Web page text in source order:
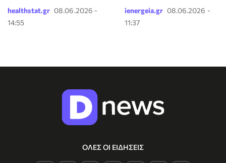
healthstat.gr 08.06.2026 -
14:55
ienergeia.gr 08.06.2026 -
11:37
ΟΛΕΣ ΟΙ ΕΙΔΗΣΕΙΣ